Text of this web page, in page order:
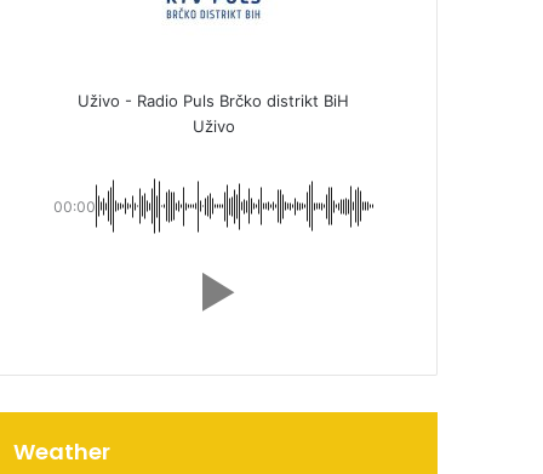
Uživo - Radio Puls Brčko distrikt BiH
Uživo
00:00
Weather